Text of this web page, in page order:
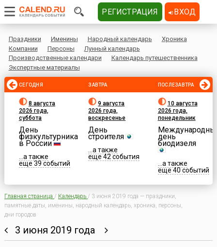
Праздники Именины Народный календарь
Хроника
Компании
Персоны
Лунный календарь
Производственные календари
Календарь путешественника
Экспертные материалы
СЕГОДНЯ
8 августа
2026 года,
суббота
День
физкультурника
в России
...а также
еще 39 событий
ЗАВТРА
9 августа
2026 года,
воскресенье
День
строителя
...а также
еще 42 события
ПОСЛЕЗАВТРА
10 августа
2026 года,
понедельник
день
биодизеля
...а также
еще 40 событий
Главная страница / Календарь / 3 июня 2019 года — праздники,
памятные даты, именины, народный календарь, хроника, персоны,
дни городов
3 июня 2019 года
РЕГИСТРАЦИЯ ВХОД